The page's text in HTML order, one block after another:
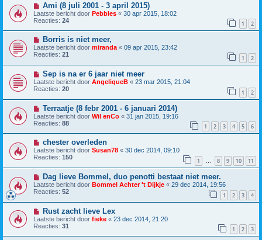
Ami (8 juli 2001 - 3 april 2015)
Laatste bericht door Pebbles « 30 apr 2015, 18:02
Reacties: 24 1 2
Borris is niet meer,
Laatste bericht door miranda« 09 apr 2015, 23:42
Reacties: 21 1 2
Sep is na er 6 jaar niet meer
Laatste bericht door AngeliqueB « 23 mar 2015, 21:04
Reacties: 20 1 2
Terraatje (8 febr 2001 - 6 januari 2014)
Laatste bericht door Wil enCo « 31 jan 2015, 19:16
Reacties: 88 1 2 3 4 5 6
chester overleden
Laatste bericht door Susan78 « 30 dec 2014, 09:10
Reacties: 150 1 … 8 9 10 11
Dag lieve Bommel, duo penotti bestaat niet meer.
Laatste bericht door Bommel Achter 't Dijkje « 29 dec 2014, 19:56
Reacties: 52 1 2 3 4
Rust zacht lieve Lex
Laatste bericht door fieke « 23 dec 2014, 21:20
Reacties: 31 1 2 3